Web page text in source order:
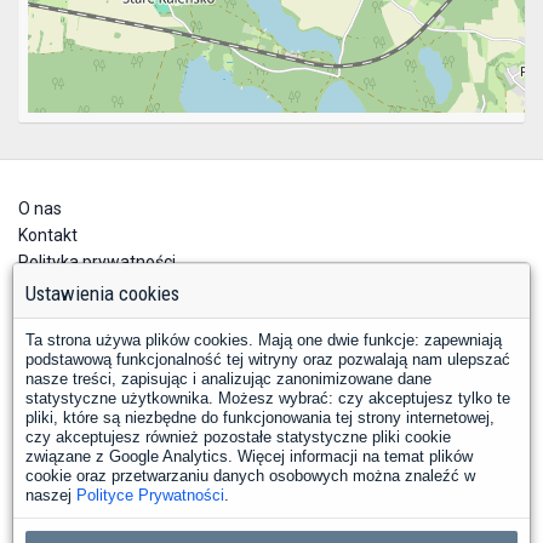
O nas
Kontakt
Polityka prywatności
Deklaracja dostępności
FacebookLinkedIn
X InstagramYouTube
Copyright © 2026 PKP Polskie Linie Kolejowe S.A.
Ustawienia cookies
Ta strona używa plików cookies. Mają one dwie funkcje: zapewniają
podstawową funkcjonalność tej witryny oraz pozwalają nam ulepszać
nasze treści, zapisując i analizując zanonimizowane dane
statystyczne użytkownika. Możesz wybrać: czy akceptujesz tylko te
pliki, które są niezbędne do funkcjonowania tej strony internetowej,
czy akceptujesz również pozostałe statystyczne pliki cookie
związane z Google Analytics. Więcej informacji na temat plików
cookie oraz przetwarzaniu danych osobowych można znaleźć w
naszej Polityce Prywatności.